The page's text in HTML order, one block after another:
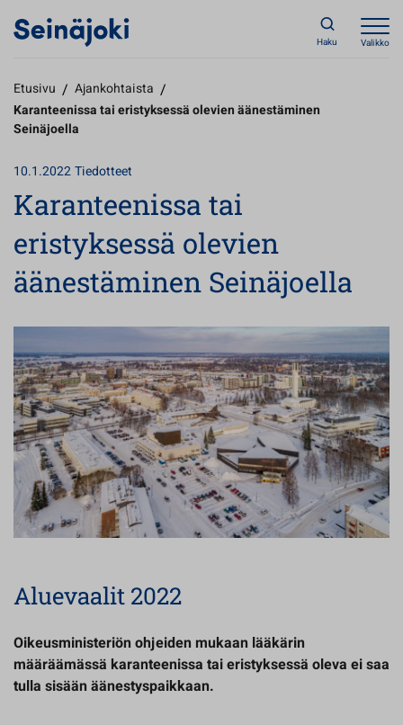
Haku Valikko
Etusivu / Ajankohtaista /
Karanteenissa tai eristyksessä olevien äänestäminen
Seinäjoella
10.1.2022Tiedotteet
Karanteenissa tai
eristyksessä olevien
äänestäminen Seinäjoella
Aluevaalit 2022
Oikeusministeriön ohjeiden mukaan lääkärin
määräämässä karanteenissa tai eristyksessä oleva ei saa
tulla sisään äänestyspaikkaan.